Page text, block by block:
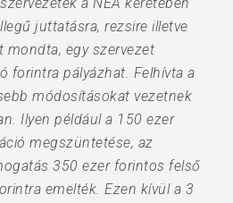
juttatásra, rezsire illetve
mondta, egy szervezet
forintra pályázhat. Felhívta a
módosításokat vezetnek
Ilyen például a 150 ezer
megszüntetése, az
350 ezer forintos felső
emelték. Ezen kívül a 3